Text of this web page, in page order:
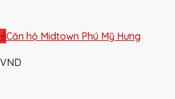
Căn hộ Midtown Phú Mỹ Hưng